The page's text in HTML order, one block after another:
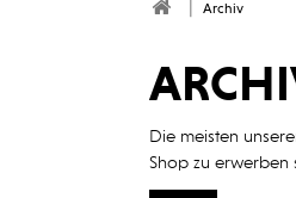
Archiv
Die meisten
Shop zu erwerben